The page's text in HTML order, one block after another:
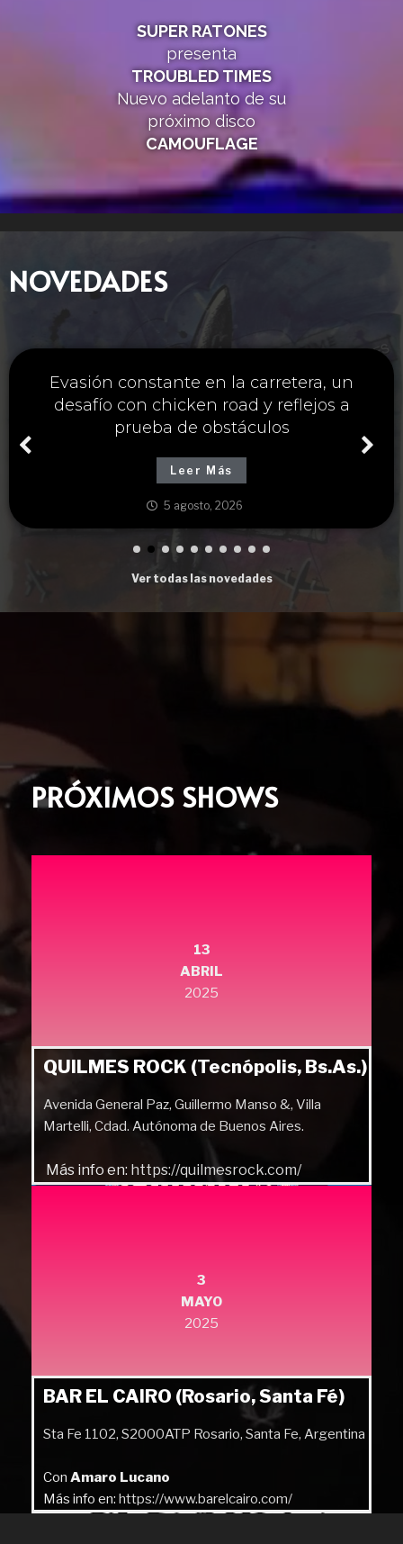
SUPER RATONES
presenta
TROUBLED TIMES
Nuevo adelanto de su
próximo disco
CAMOUFLAGE
NOVEDADES
Única estrategia y chicken road casino
para maximizar ganancias cruzando
carreteras peligrosas
Leer Más
5 agosto, 2026
Ver todas las novedades
PRÓXIMOS SHOWS
13
ABRIL
2025
QUILMES ROCK (Tecnópolis, Bs.As.)
Avenida General Paz, Guillermo Manso &, Villa
Martelli, Cdad. Autónoma de Buenos Aires.
Más info en: https://quilmesrock.com/
3
MAYO
2025
BAR EL CAIRO (Rosario, Santa Fé)
Sta Fe 1102, S2000ATP Rosario, Santa Fe, Argentina
Con Amaro Lucano
Más info en: https://www.barelcairo.com/